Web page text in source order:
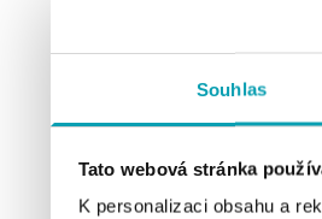
Souhlas
Tato webová stránka
K personalizaci obsahu a